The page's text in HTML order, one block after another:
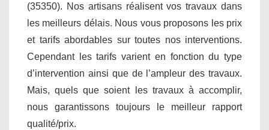
(35350). Nos artisans réalisent vos travaux dans
les meilleurs délais. Nous vous proposons les prix
et tarifs abordables sur toutes nos interventions.
Cependant les tarifs varient en fonction du type
d’intervention ainsi que de l’ampleur des travaux.
Mais, quels que soient les travaux à accomplir,
nous garantissons toujours le meilleur rapport
qualité/prix.